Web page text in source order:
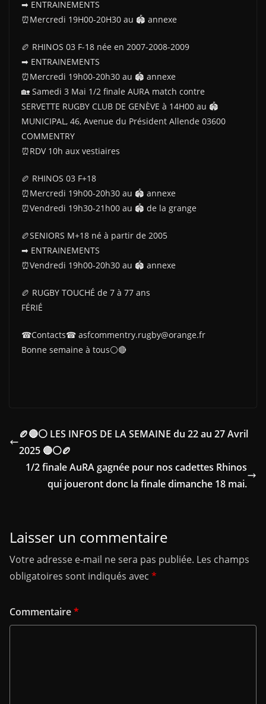
➡ ENTRAINEMENTS
⏰Mercredi 19H00-20H30 au 🏟 annexe
🏉 RHINOS 03 F-18 née en 2007-2008-2009
➡ ENTRAINEMENTS
⏰Mercredi 19h00-20h30 au 🏟 annexe
🏡 Samedi 3 Mai 1/2 finale AURA match contre
SERVETTE RUGBY CLUB DE GENÈVE à 14H00 au 🏟
MUNICIPAL, 46, Avenue du Président Allende 03600
COMMENTRY
⏰RDV 10h aux vestiaires
🏉 RHINOS 03 F+18
⏰Mercredi 19h00-20h30 au 🏟 annexe
⏰Vendredi 19h30-21h00 au 🏟 de la grange
🏉SENIORS M+18 né à partir de 2005
➡ ENTRAINEMENTS
⏰Vendredi 19h00-20h30 au 🏟 annexe
🏉 RUGBY TOUCHÉ de 7 à 77 ans
FÉRIÉ
☎Contacts☎ asfcommentry.rugby@orange.fr
Bonne semaine à tous⚪🔴
🏉🔴⚪ LES INFOS DE LA SEMAINE du 22 au 27 Avril
2025 🔴⚪🏉
1/2 finale AuRA gagnée pour nos cadettes Rhinos
qui joueront donc la finale dimanche 18 mai.
Laisser un commentaire
Votre adresse e-mail ne sera pas publiée. Les champs
obligatoires sont indiqués avec *
Commentaire*